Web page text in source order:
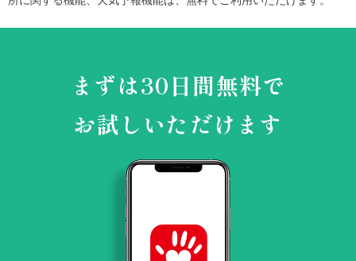
まずは30日間無料で
お試しいただけます